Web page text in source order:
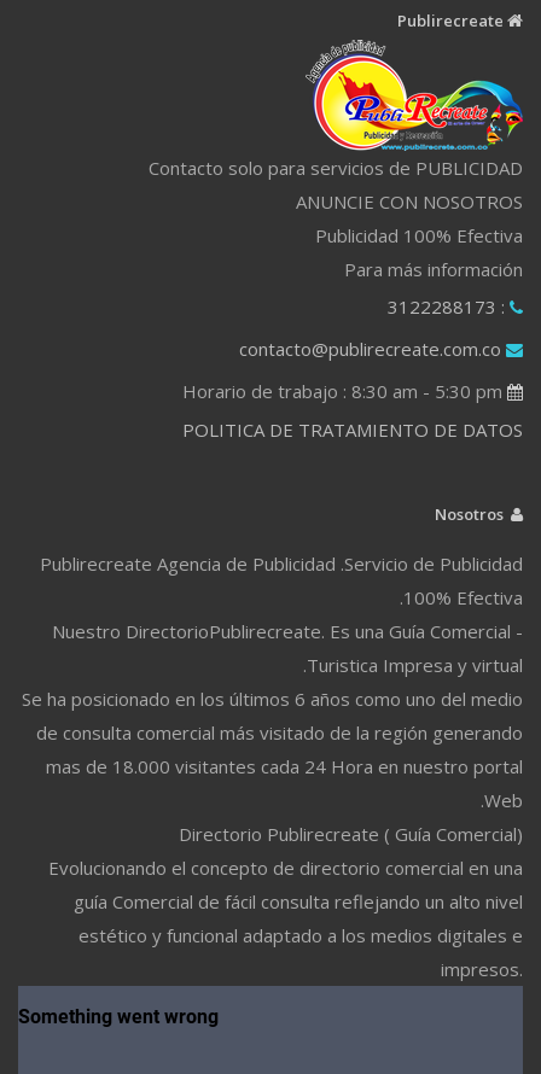
Contacto solo para servicios de PUBLICIDAD
ANUNCIE CON NOSOTROS
Publicidad 100% Efectiva
Para más información
: 3122288173
contacto@publirecreate.com.co
POLITICA DE TRATAMIENTO DE DATOS
Publirecreate Agencia de Publicidad .Servicio de Publicidad
100% Efectiva.
Nuestro DirectorioPublirecreate. Es una Guía Comercial -
Turistica Impresa y virtual.
Se ha posicionado en los últimos 6 años como uno del medio
de consulta comercial más visitado de la región generando
mas de 18.000 visitantes cada 24 Hora en nuestro portal
Web.
Directorio Publirecreate ( Guía Comercial)
Evolucionando el concepto de directorio comercial en una
guía Comercial de fácil consulta reflejando un alto nivel
estético y funcional adaptado a los medios digitales e
impresos.